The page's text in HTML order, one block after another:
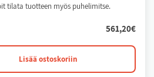
tilata tuotteen myös puhelimitse.
561,20€
Lisää ostoskoriin